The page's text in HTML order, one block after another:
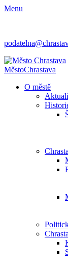
Menu
MěstoChrastava
O městě